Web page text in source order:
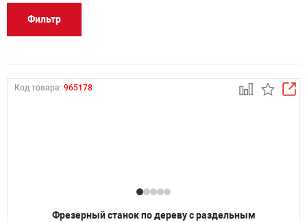
Фильтр
Код товара: 965178
Фрезерный станок по дереву с раздельным